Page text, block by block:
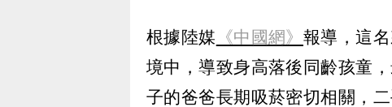
根據陸媒 《中國網》 報導，這
境中，導致身高落後同齡孩童
子的爸爸長期吸菸密切相關，